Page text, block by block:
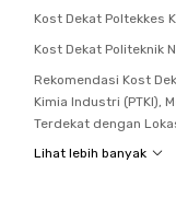
Kost Dekat Poltekkes
Kost Dekat Politeknik
Rekomendasi Kost
Kimia Industri (PTKI),
Terdekat dengan
Lihat lebih banyak